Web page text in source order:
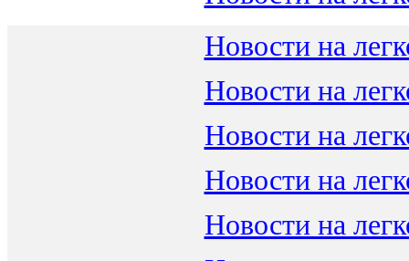
Новости на
Новости на
Новости на
Новости на
Новости на